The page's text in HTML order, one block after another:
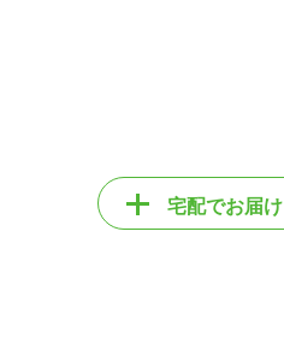
宅配でお届け